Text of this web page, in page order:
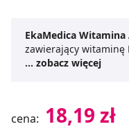
EkaMedica Witamina
zawierający witaminę
witaminę A. Składniki
przyczynia się do
natomiast witamina
oksydacyjnym. Spray
... zobacz więcej
cena: 18,19 zł